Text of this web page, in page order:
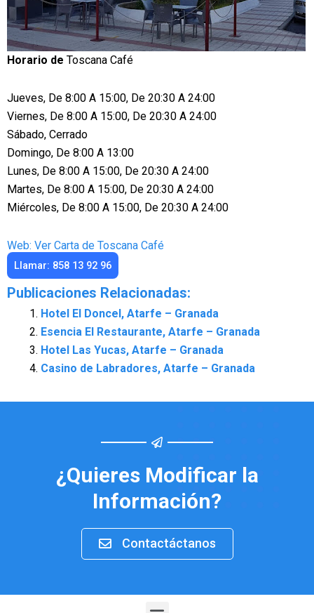
Horario de Toscana Café
Jueves, De 8:00 A 15:00, De 20:30 A 24:00
Viernes, De 8:00 A 15:00, De 20:30 A 24:00
Sábado, Cerrado
Domingo, De 8:00 A 13:00
Lunes, De 8:00 A 15:00, De 20:30 A 24:00
Martes, De 8:00 A 15:00, De 20:30 A 24:00
Miércoles, De 8:00 A 15:00, De 20:30 A 24:00
Web: Ver Carta de Toscana Café
Llamar: 858 13 92 96
Publicaciones Relacionadas:
Hotel El Doncel, Atarfe – Granada
Esencia El Restaurante, Atarfe – Granada
Hotel Las Yucas, Atarfe – Granada
Casino de Labradores, Atarfe – Granada
¿Quieres Modificar la
Información?
Contactáctanos